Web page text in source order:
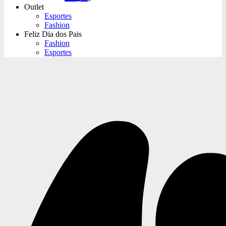
Outlet
Esportes
Fashion
Feliz Dia dos Pais
Fashion
Esportes